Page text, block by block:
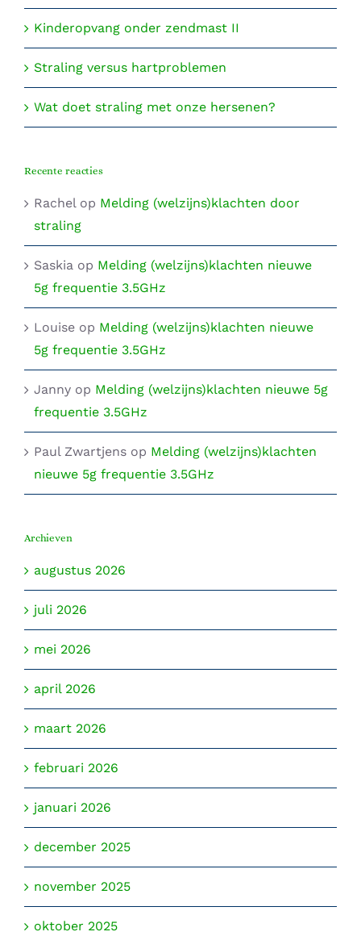
Kinderopvang onder zendmast II
Straling versus hartproblemen
Wat doet straling met onze hersenen?
Recente reacties
Rachelop Melding (welzijns)klachten door
straling
Saskia op Melding (welzijns)klachten nieuwe
5g frequentie 3.5GHz
Louise op Melding (welzijns)klachten nieuwe
5g frequentie 3.5GHz
Janny op Melding (welzijns)klachten nieuwe 5g
frequentie 3.5GHz
Paul Zwartjens op Melding (welzijns)klachten
nieuwe 5g frequentie 3.5GHz
Archieven
augustus 2026
juli 2026
mei 2026
april 2026
maart 2026
februari 2026
januari 2026
december 2025
november 2025
oktober 2025